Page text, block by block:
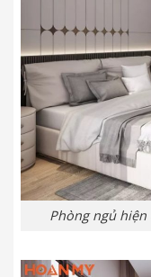
Phòng ngủ